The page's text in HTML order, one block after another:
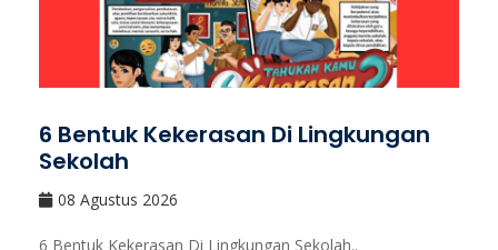
6 Bentuk Kekerasan Di Lingkungan
Sekolah
08 Agustus 2026
6 Bentuk Kekerasan Di Lingkungan Sekolah..